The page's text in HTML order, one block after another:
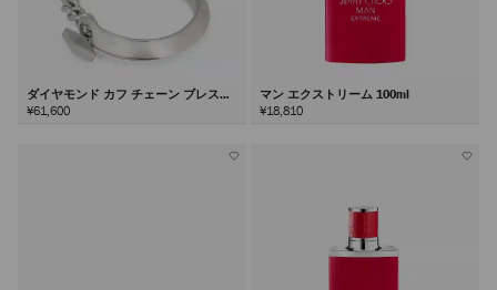
ダイヤモンド カフ チェーン ブレスレ
ット
¥61,600
マン エクストリーム 100ml
¥18,810